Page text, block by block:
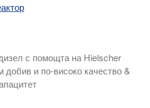
с помощта на Hielscher
добив и по-високо качество &